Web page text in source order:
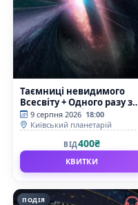
Таємниці невидимого
Всесвіту + Одного разу за
Великого Вибуху
(Київський планетарій)
9 серпня 2026 18:00
Київський планетарій
ВІД400₴
КВИТКИ
ПОДІЯ